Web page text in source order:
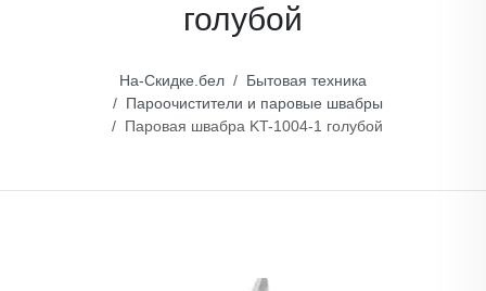
голубой
На-Скидке.бел
Бытовая техника
Пароочистители и паровые швабры
Паровая швабра KT-1004-1 голубой